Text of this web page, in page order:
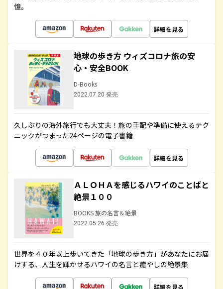
憶。
詳細を見る
地球の歩き方 ウィズコロナ旅の安
心・安全BOOK
D-Books
2022.07.20 発売
久しぶりの海外旅行でも大丈夫！旅の手配や準備に使えるテク
ニックがつまった24ページの電子書籍
詳細を見る
ＡＬＯＨＡを感じるハワイのことばと
絶景１００
BOOKS 旅の名言＆絶景
2022.05.26 発売
世界を４０年以上歩いてきた「地球の歩き方」があなたにお届
けする、人生を輝かせるハワイの名言と癒やしの絶景集
詳細を見る